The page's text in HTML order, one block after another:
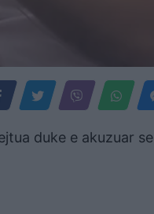
duke e akuzuar se